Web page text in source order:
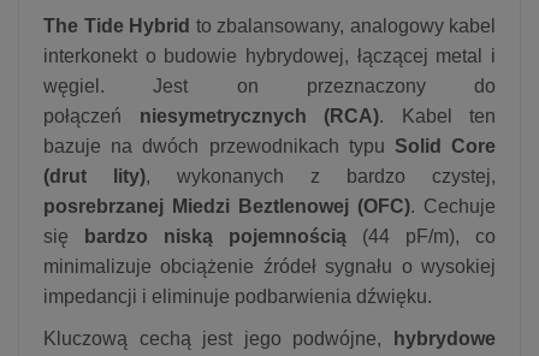
The Tide Hybrid to zbalansowany, analogowy kabel
interkonekt o budowie hybrydowej, łączącej metal i
węgiel. Jest on przeznaczony do
połączeń niesymetrycznych (RCA). Kabel ten
bazuje na dwóch przewodnikach typu Solid Core
(drut lity), wykonanych z bardzo czystej,
posrebrzanej Miedzi Beztlenowej (OFC). Cechuje
się
bardzo niską pojemnością (44 pF/m), co
minimalizuje obciążenie źródeł sygnału o wysokiej
impedancji i eliminuje podbarwienia dźwięku.
Kluczową cechą jest jego podwójne,
hybrydowe